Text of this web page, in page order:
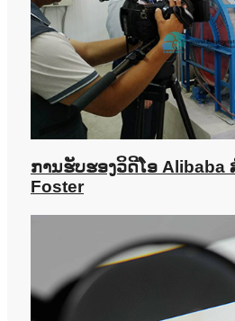
ການຮັບຮອງວິດີໂອ Alibaba
Foster